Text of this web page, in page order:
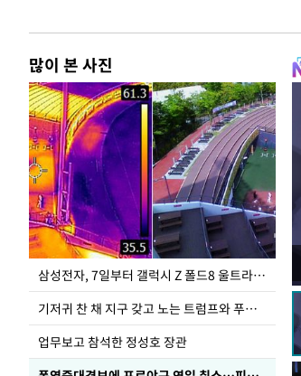
많이 본 사진
삼성전자, 7일부터 갤럭시 Z 폴드8 울트라·폴드8·플립8 출시
기저귀 찬 채 지구 갖고 노는 트럼프와 푸틴 형상 미로
업무보고 참석한 정성호 장관